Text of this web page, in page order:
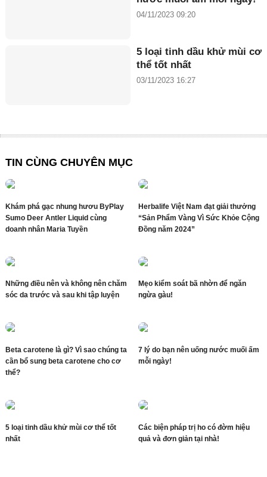
04/11/2023 09:20
5 loại tinh dầu khử mùi cơ
thể tốt nhất
03/11/2023 16:27
TIN CÙNG CHUYÊN MỤC
Khám phá gạc nhung hươu ByPlay
Sumo Deer Antler Liquid cùng
doanh nhân Maria Tuyền
Herbalife Việt Nam đạt giải thưởng
“Sản Phẩm Vàng Vì Sức Khỏe Cộng
Đồng năm 2024”
Những điều nên và không nên chăm
sóc da trước và sau khi tập luyện
Mẹo kiểm soát bã nhờn để ngăn
ngừa gàu!
Beta carotene là gì? Vì sao chúng ta
cần bổ sung beta carotene cho cơ
thể?
7 lý do bạn nên uống nước muối ấm
mỗi ngày!
5 loại tinh dầu khử mùi cơ thể tốt
nhất
Các biện pháp trị ho có đờm hiệu
quả và đơn giản tại nhà!